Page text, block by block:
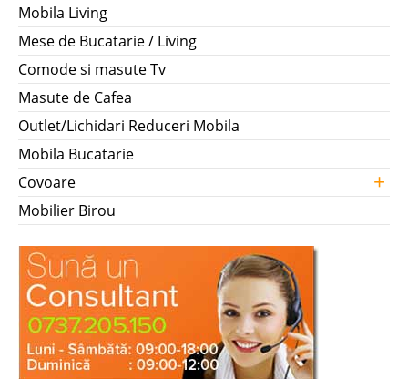
Mobila Living
Mese de Bucatarie / Living
Comode si masute Tv
Masute de Cafea
Outlet/Lichidari Reduceri Mobila
Mobila Bucatarie
Covoare
+
Mobilier Birou